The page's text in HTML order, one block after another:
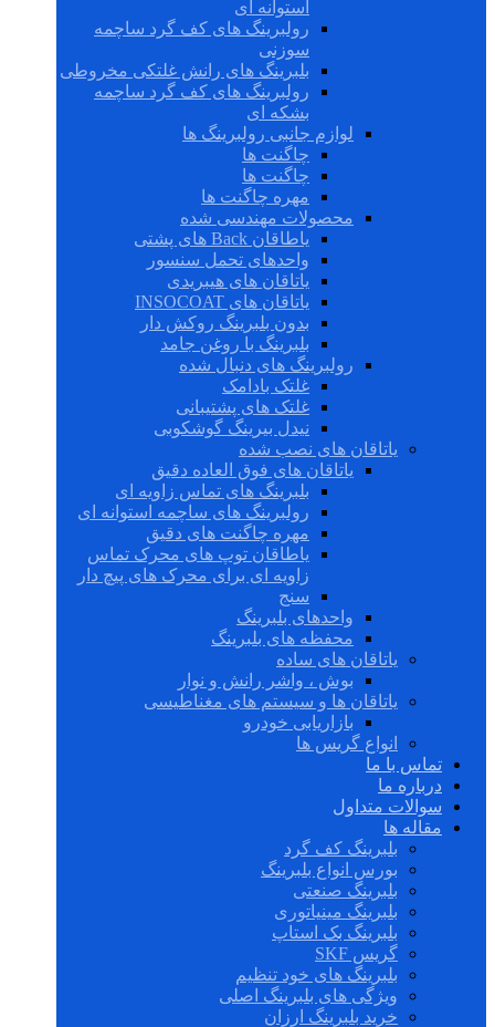
استوانه ای
رولبرینگ های کف گرد ساچمه
سوزنی
بلبرینگ های رانش غلتکی مخروطی
رولبرینگ های کف گرد ساچمه
بشکه ای
لوازم جانبی رولبرینگ ها
چاگنت ها
چاگنت ها
مهره چاگنت ها
محصولات مهندسی شده
یاطاقان Back های پشتی
واحدهای تحمل سنسور
یاتاقان های هیبریدی
یاتاقان های INSOCOAT
بدون بلبرینگ روکش دار
بلبرینگ با روغن جامد
رولبرینگ های دنبال شده
غلتک بادامک
غلتک های پشتیبانی
نیدل بیرینگ گوشکوبی
یاتاقان های نصب شده
یاتاقان های فوق العاده دقیق
بلبرینگ های تماس زاویه ای
رولبرینگ های ساچمه استوانه ای
مهره چاگنت های دقیق
یاطاقان توپ های محرک تماس
زاویه ای برای محرک های پیچ دار
سنج
واحدهای بلبرینگ
محفظه های بلبرینگ
یاتاقان های ساده
بوش ، واشر رانش و نوار
یاتاقان ها و سیستم های مغناطیسی
بازاریابی خودرو
انواع گریس ها
تماس با ما
درباره ما
سوالات متداول
مقاله ها
بلبرینگ کف گرد
بورس انواع بلبرینگ
بلبرینگ صنعتی
بلبرینگ مینیاتوری
بلبرینگ بک استاپ
گریس SKF
بلبرینگ های خود تنظیم
ویژگی های بلبرینگ اصلی
خرید بلبرینگ ارزان